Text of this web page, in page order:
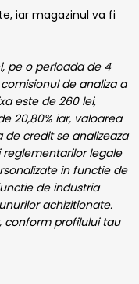
iar magazinul va fi
pe o perioada de 4
de analiza a
este de 260 lei,
20,80% iar, valoarea
de credit se analizeaza
legale
in functie de
de industria
achizitionate.
conform profilului tau